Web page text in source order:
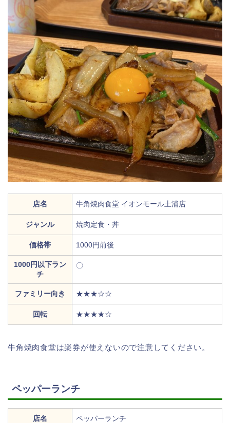
店名 牛角焼肉食堂 イオンモール土浦店
ジャンル 焼肉定食・丼
価格帯 1000円前後
1000円以下ラン
チ
〇
ファミリー向き ★★★☆☆
回転 ★★★★☆
牛角焼肉食堂は楽券が使えないので注意してください。
ペッパーランチ
店名 ペッパーランチ